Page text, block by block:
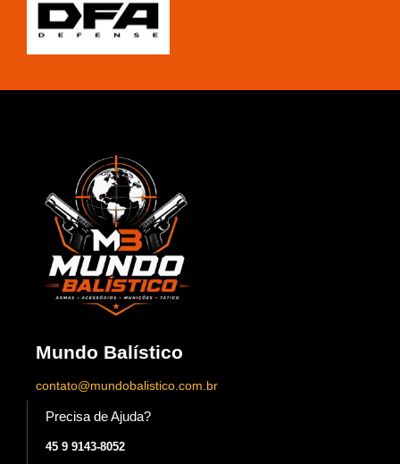
Mundo Balístico
contato@mundobalistico.com.br
Precisa de Ajuda?
45 9 9143-8052